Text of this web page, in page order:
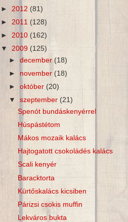
► 2012 (81)
► 2011 (128)
► 2010 (162)
▼ 2009 (125)
►december (18)
► november(18)
►október (20)
▼szeptember (21)
Spenót bundáskenyérrel
Húspástétom
Mákos mozaik kalács
Hajtogatott csokoládés kalács
Scali kenyér
Baracktorta
Kürtőskalács kicsiben
Párizsi csokis muffin
Lekváros bukta